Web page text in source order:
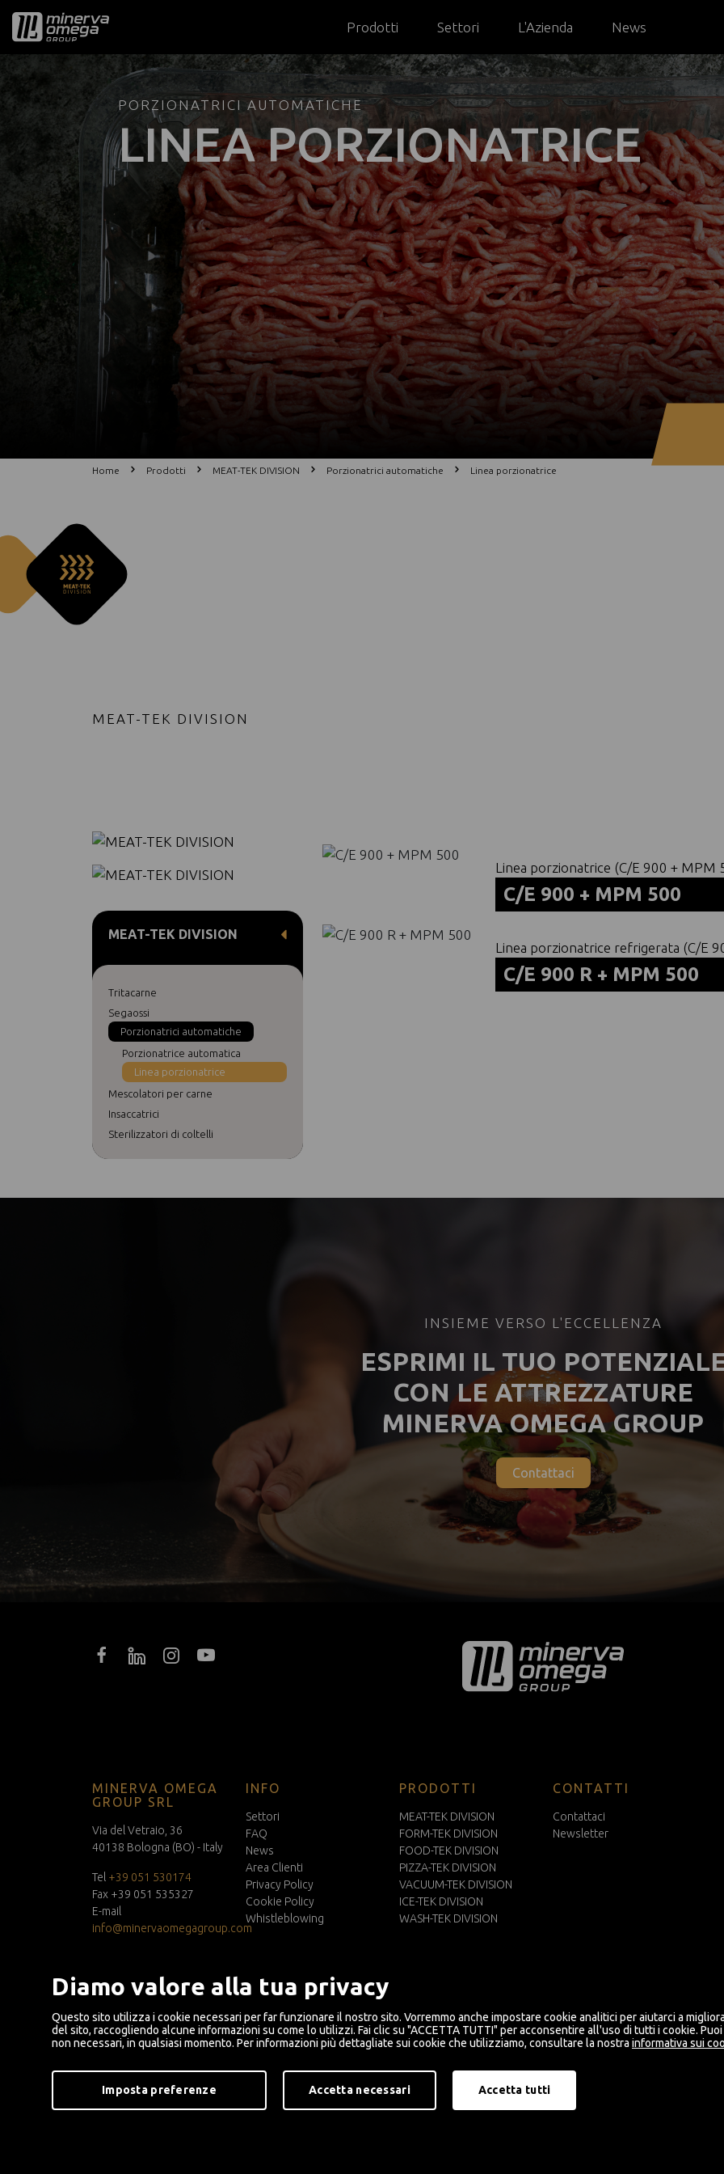
Prodotti Settori L'Azienda News
PORZIONATRICI AUTOMATICHE
LINEA PORZIONATRICE
Home Prodotti MEAT-TEK DIVISION Porzionatrici automatiche Linea porzionatrice
MEAT-TEK DIVISION
MEAT-TEK DIVISION
Tritacarne
Segaossi
Porzionatrici automatiche
Porzionatrice automatica
Linea porzionatrice
Mescolatori per carne
Insaccatrici
Sterilizzatori di coltelli
Linea porzionatrice (C/E 900 + MPM
C/E 900 + MPM 500
Voltaggi
disponibili
Trifase (V 400/3/
Linea porzionatrice refrigerata (C/E
C/E 900 R + MPM 500
INSIEME VERSO L'ECCELLENZA
ESPRIMI IL TUO
CON LE ATTREZZATURE
MINERVA OMEGA GROUP
Contattaci
MINERVA OMEGA
GROUP SRL
Via del Vetraio, 36
40138 Bologna (BO) - Italy
Tel +39 051 530174
Fax +39 051 535327
E-mail
info@minervaomegagroup.com
R.E.A. 460098
INFO
Settori
FAQ
News
Area Clienti
Privacy Policy
Cookie Policy
Whistleblowing
PRODOTTI
MEAT-TEK DIVISION
FORM-TEK DIVISION
FOOD-TEK DIVISION
PIZZA-TEK DIVISION
VACUUM-TEK DIVISION
ICE-TEK DIVISION
WASH-TEK DIVISION
CONTATTI
Contattaci
Newsletter
Diamo valore alla tua privacy
Questo sito utilizza i cookie necessari per far funzionare il nostro sito. Vorremmo anche impostare cookie analitici per aiutarci a
del sito, raccogliendo alcune informazioni su come lo utilizzi. Fai clic su "ACCETTA TUTTI" per acconsentire all'uso di tutti i cookie.
non necessari, in qualsiasi momento. Per informazioni più dettagliate sui cookie che utilizziamo, consultare la nostra informativa sui
Imposta preferenze Accetta necessari Accetta tutti